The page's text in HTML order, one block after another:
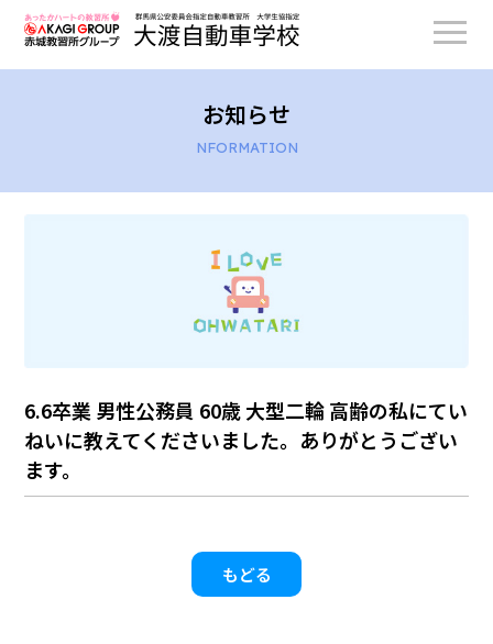
お知らせ
NFORMATION
6.6卒業 男性公務員 60歳 大型二輪 高齢の私にてい
ねいに教えてくださいました。ありがとうござい
ます。
もどる